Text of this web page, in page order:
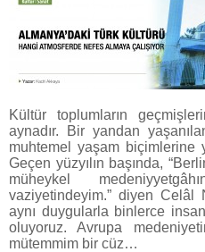
Kültür toplumların
aynadır. Bir yandan
muhtemel yaşam biçimlerine
Geçen yüzyılın başında,
müheykel
vaziyetindeyim.” diyen
aynı duygularla binlerce
oluyoruz. Avrupa
mütemmim bir cüz…